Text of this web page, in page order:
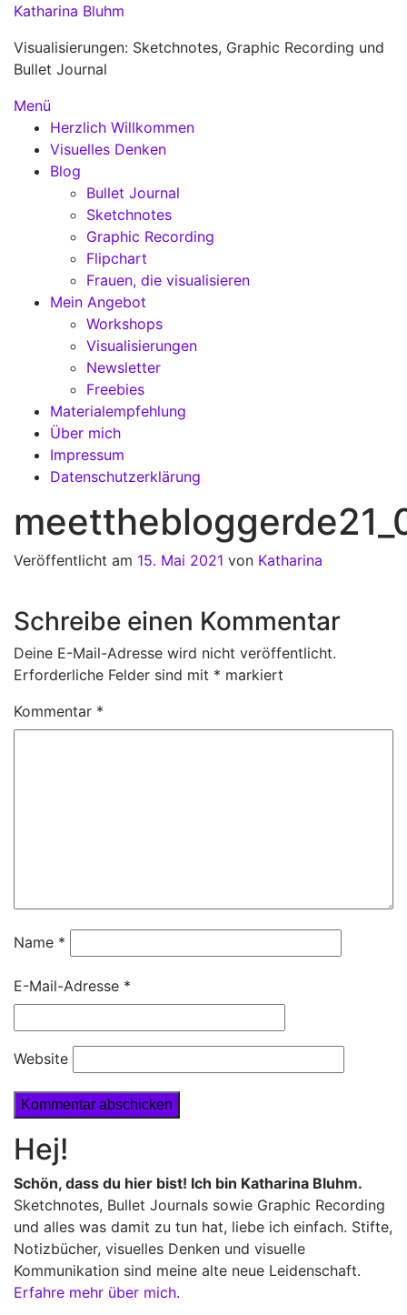
Zum
springen
Katharina Bluhm
Visualisierungen: Sketchnotes, Graphic Recording und
Bullet Journal
Menü
Herzlich Willkommen
Visuelles Denken
Blog
Bullet Journal
Sketchnotes
Graphic Recording
Flipchart
Frauen, die visualisieren
Mein Angebot
Workshops
Visualisierungen
Newsletter
Freebies
Materialempfehlung
Über mich
Impressum
Datenschutzerklärung
Veröffentlicht am 15. Mai 2021 von Katharina
Schreibe einen Kommentar
Deine E-Mail-Adresse wird nicht veröffentlicht.
Erforderliche Felder sind mit * markiert
Kommentar *
Name *
E-Mail-Adresse *
Website
Hej!
Schön, dass du hier bist! Ich bin Katharina Bluhm.
Sketchnotes, Bullet Journals sowie Graphic Recording
und alles was damit zu tun hat, liebe ich einfach. Stifte,
Notizbücher, visuelles Denken und visuelle
Kommunikation sind meine alte neue Leidenschaft.
Erfahre mehr über mich.